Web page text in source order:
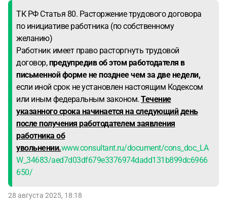
ТК РФ Статья 80. Расторжение трудового договора
по инициативе работника (по собственному
желанию)
Работник имеет право расторгнуть трудовой
договор,предупредив об этом работодателя в
письменной форме не позднее чем за две недели,
если иной срок не установлен настоящим Кодексом
или иным федеральным законом. Течение
указанного срока начинается на следующий день
после получения работодателем заявления
работника об
увольнении.www.consultant.ru/document/cons_doc_LA
W_34683/aed7d03df679e3376974dadd131b899dc6966
650/
28 августа 2025, 18:18